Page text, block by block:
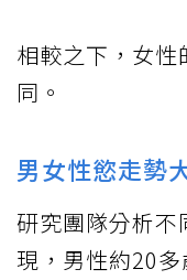
相較之下，女
同。
男女性慾走勢
研究團隊分析
現，男性約20